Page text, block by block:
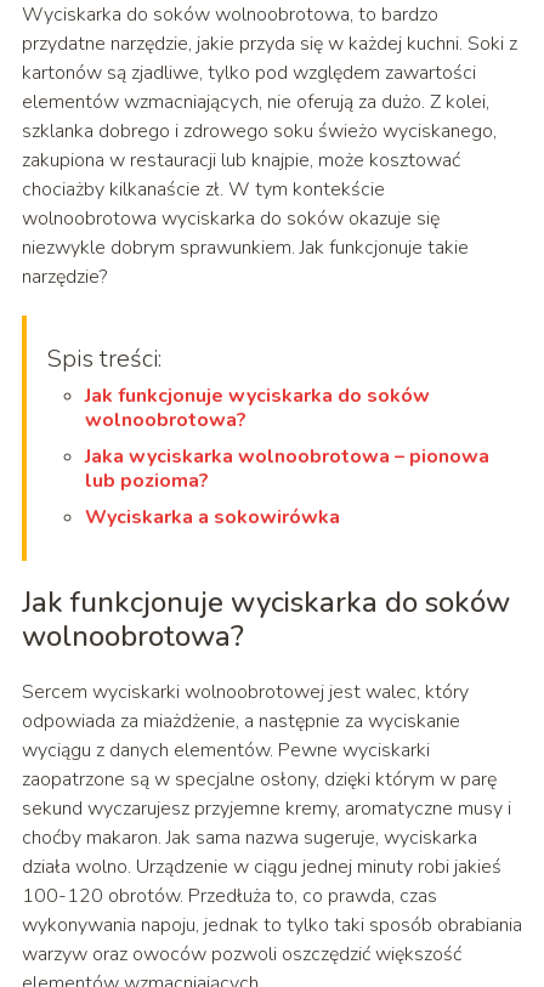
Wyciskarka do soków wolnoobrotowa, to bardzo
przydatne narzędzie, jakie przyda się w każdej kuchni. Soki z
kartonów są zjadliwe, tylko pod względem zawartości
elementów wzmacniających, nie oferują za dużo. Z kolei,
szklanka dobrego i zdrowego soku świeżo wyciskanego,
zakupiona w restauracji lub knajpie, może kosztować
chociażby kilkanaście zł. W tym kontekście
wolnoobrotowa wyciskarka do soków okazuje się
niezwykle dobrym sprawunkiem. Jak funkcjonuje takie
narzędzie?
Spis treści:
Jak funkcjonuje wyciskarka do soków
wolnoobrotowa?
Jaka wyciskarka wolnoobrotowa – pionowa
lub pozioma?
Wyciskarka a sokowirówka
Jak funkcjonuje wyciskarka do soków
wolnoobrotowa?
Sercem wyciskarki wolnoobrotowej jest walec, który
odpowiada za miażdżenie, a następnie za wyciskanie
wyciągu z danych elementów. Pewne wyciskarki
zaopatrzone są w specjalne osłony, dzięki którym w parę
sekund wyczarujesz przyjemne kremy, aromatyczne musy i
choćby makaron. Jak sama nazwa sugeruje, wyciskarka
działa wolno. Urządzenie w ciągu jednej minuty robi jakieś
100-120 obrotów. Przedłuża to, co prawda, czas
wykonywania napoju, jednak to tylko taki sposób obrabiania
warzyw oraz owoców pozwoli oszczędzić większość